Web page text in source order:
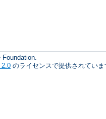
2.0 のライセンスで提供されていま